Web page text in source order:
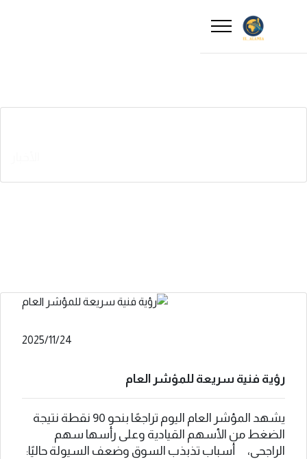
2025/11/24
رؤية فنية سريعة للمؤشر العام
يشهد المؤشر العام اليوم تراجعًا بنحو 90 نقطة نتيجة
الضغط من الأسهم القيادية وعلى رأسها سهم
الراجحي، أسباب تذبذب السوق وضعف السيولة حاليًا: